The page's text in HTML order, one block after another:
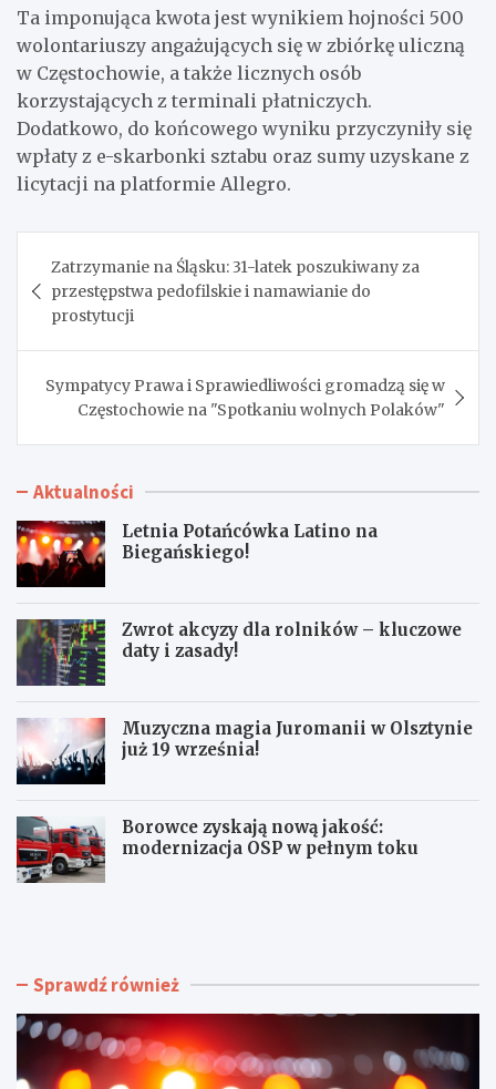
Ta imponująca kwota jest wynikiem hojności 500
wolontariuszy angażujących się w zbiórkę uliczną
w Częstochowie, a także licznych osób
korzystających z terminali płatniczych.
Dodatkowo, do końcowego wyniku przyczyniły się
wpłaty z e-skarbonki sztabu oraz sumy uzyskane z
licytacji na platformie Allegro.
wpisu
Zatrzymanie na Śląsku: 31-latek poszukiwany za
przestępstwa pedofilskie i namawianie do
prostytucji
Sympatycy Prawa i Sprawiedliwości gromadzą się w
Częstochowie na "Spotkaniu wolnych Polaków"
Aktualności
Letnia Potańcówka Latino na
Biegańskiego!
Zwrot akcyzy dla rolników – kluczowe
daty i zasady!
Muzyczna magia Juromanii w Olsztynie
już 19 września!
Borowce zyskają nową jakość:
modernizacja OSP w pełnym toku
L
a
o
a
Z
a
c
z
Sprawdź również